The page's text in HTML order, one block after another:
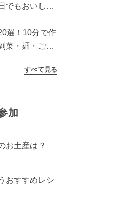
でもおいしい
選！10分で作
菜・麺・ごは
すべて見る
加
お土産は？
おすすめレシ